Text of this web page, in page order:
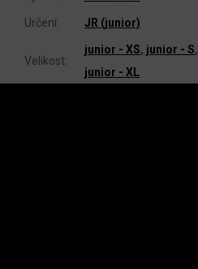
Určení: JR (junior)
Velikost:
junior - XS, junior - S,
junior - XL
Z